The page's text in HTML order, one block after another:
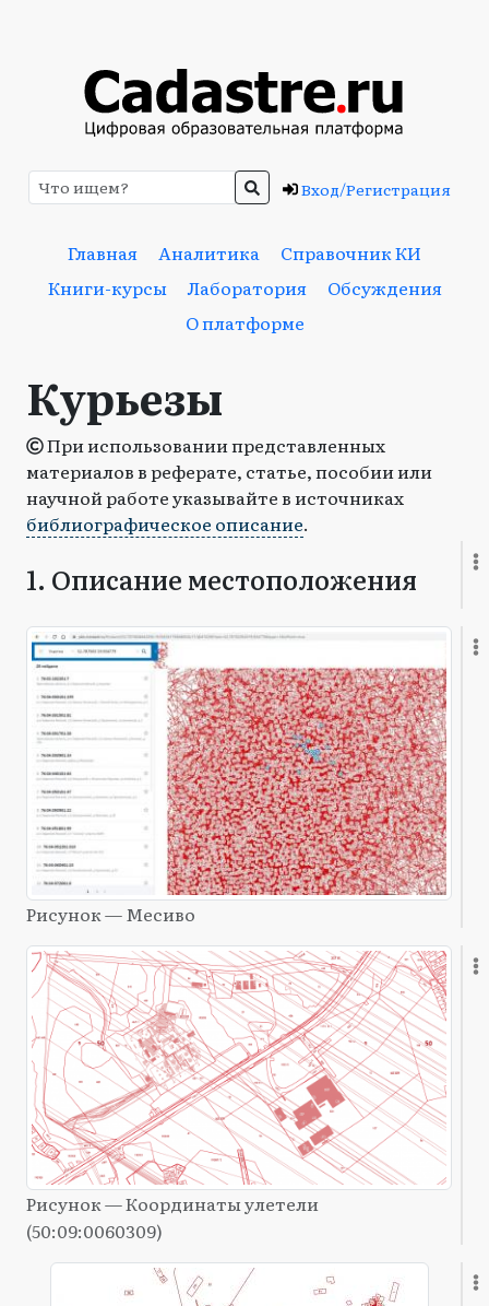
Вход/Регистрация
Главная Аналитика
Справочник КИ
Книги-курсы
Лаборатория
Обсуждения
О платформе
Курьезы
При использовании представленных
материалов в реферате, статье, пособии или
научной работе указывайте в источниках
библиографическое описание.
1. Описание местоположения
Рисунок — Месиво
Рисунок — Координаты улетели
(50:09:0060309)